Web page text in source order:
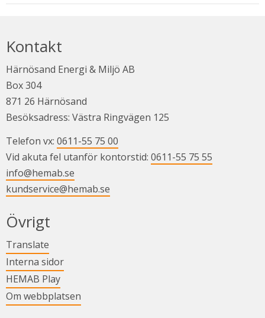
Kontakt
Härnösand Energi & Miljö AB
Box 304
871 26 Härnösand
Besöksadress: Västra Ringvägen 125
Telefon vx: 0611-55 75 00
Vid akuta fel utanför kontorstid: 0611-55 75 55
info@hemab.se
kundservice@hemab.se
Övrigt
Translate
Interna sidorLänk till annan webbplats.
HEMAB PlayLänk till annan webbplats.
Om webbplatsen